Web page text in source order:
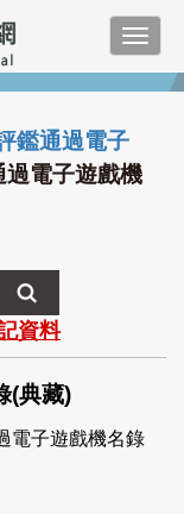
鑑通過電子
電子遊戲機
資料
(典藏)
電子遊戲機名錄